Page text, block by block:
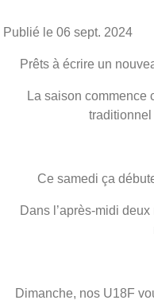
Publié le 06 sept. 2024
Prêts à écrire un
La saison commence
Ce samedi ça
Dans l’après-midi
Dimanche, nos U18F